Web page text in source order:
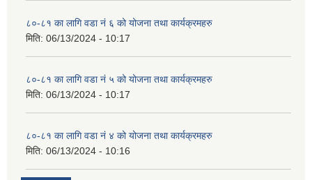
८०-८१ का लागि वडा नं ६ को योजना तथा कार्यक्रमहरु
मिति: 06/13/2024 - 10:17
८०-८१ का लागि वडा नं ५ को योजना तथा कार्यक्रमहरु
मिति: 06/13/2024 - 10:17
८०-८१ का लागि वडा नं ४ को योजना तथा कार्यक्रमहरु
मिति: 06/13/2024 - 10:16